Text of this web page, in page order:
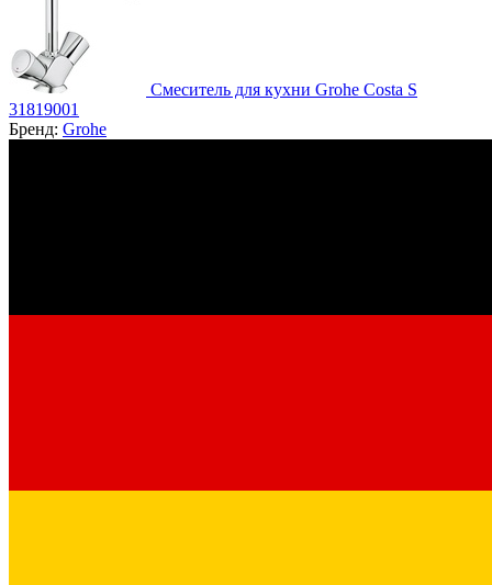
Смеситель для кухни Grohe Costa S
31819001
Бренд: Grohe